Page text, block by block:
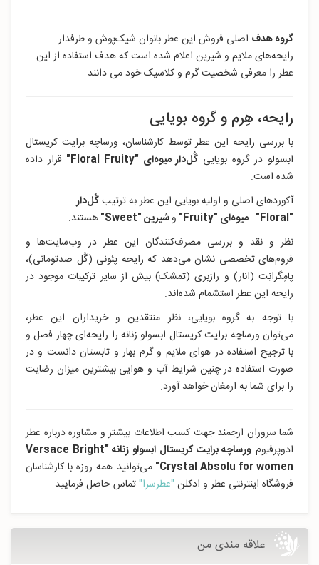
گروه هدف اصلی فروش این عطر بانوان شیک‌پوش و طرفدار
رایحه‌های ملایم و شیرین اعلام شده است که هدف استفاده از این
عطر را معرفی شخصیت گرم و کلاسیک خود می دانند.
رایحه، هِرم و گروه بویایی
با بررسی رایحه این عطر توسط کارشناسان، ورساچه برایت کریستال
ابسولو در گروه بویایی گُل‌دار میوه‌ای "Floral Fruity " قرار داده‌
شده است.
آکوردهای اصلی و اولیه بویایی این عطر به ترتیبگُل‌دار
"
Floral
"
-میوه‌ای "Fruity " وشیرین "Sweet "هستند.
نظر و نقد و بررسی مصرف‌کنندگان این عطر در وب‌سایت‌ها و
فروم‌های تخصصی نشان می‌دهد که رایحه پئونی (گُل صدتومانی)،
پامِگرانِت (انار) و رازبری (تمشک) بیش از سایر ترکیبات موجود در
رایحه این عطر استشمام شده‌اند.
با توجه به گروه بویایی، نظر منتقدین و خریداران این عطر،
می‌توان ورساچه برایت کریستال ابسولو زنانه را رایحه‌ای چهار فصل و
با ترجیح استفاده در هوای ملایم و گرم بهار و تابستان دانست و در
صورت استفاده در چنین شرایط آب و هوایی بیشترین میزان رضایت
را برای شما به ارمغان خواهد آورد.
شما سروران ارجمند جهت کسب اطلاعات بیشتر و مشاوره درباره عطر
ادوپرفیوم
ورساچه برایت کریستال ابسولو زنانه "Versace Bright
Crystal Absolu for women" می‌توانید همه روزه با کارشناسان
فروشگاه اینترنتی عطر و ادکلن "عطرسرا"تماس حاصل فرمایید.
علاقه مندی من